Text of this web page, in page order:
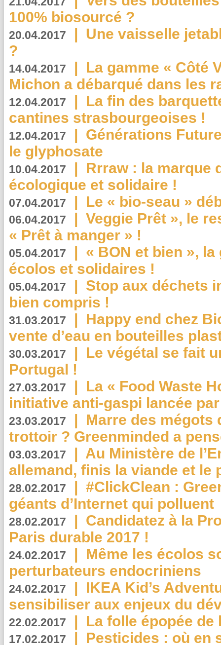
100% biosourcé ?
20.04.2017 | Une vaisselle
?
14.04.2017 | La gamme « Côté
Michon a débarqué dans les
12.04.2017 | La fin des
cantines strasbourgeoises !
12.04.2017 | Générations
le glyphosate
10.04.2017 | Rrraw : la marque
écologique et solidaire !
07.04.2017 | Le « bio-seau »
06.04.2017 | Veggie Prêt », le
« Prêt à manger » !
05.04.2017 | « BON et bien »,
écolos et solidaires !
05.04.2017 | Stop aux déchets
bien compris !
31.03.2017 | Happy end chez
vente d’eau en bouteilles
30.03.2017 | Le végétal se fait
Portugal !
27.03.2017 | La « Food Waste
initiative anti-gaspi lancée
23.03.2017 | Marre des mégots
trottoir ? Greenminded a
03.03.2017 | Au Ministère de
allemand, finis la viande et le
28.02.2017 | #ClickClean :
géants d’Internet qui polluent
28.02.2017 | Candidatez à la
Paris durable 2017 !
24.02.2017 | Même les écolos
perturbateurs endocriniens
24.02.2017 | IKEA Kid’s
sensibiliser aux enjeux du
22.02.2017 | La folle épopée de
17.02.2017 | Pesticides : où en